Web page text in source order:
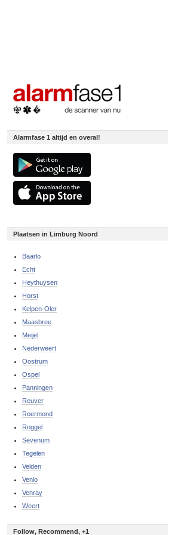
Alarmfase 1 altijd en overal!
Plaatsen in Limburg Noord
Baarlo
Echt
Heythuysen
Horst
Kelpen-Oler
Maasbree
Meijel
Nederweert
Oostrum
Ospel
Panningen
Reuver
Roermond
Roggel
Sevenum
Tegelen
Velden
Venlo
Venray
Weert
Follow, Recommend, +1